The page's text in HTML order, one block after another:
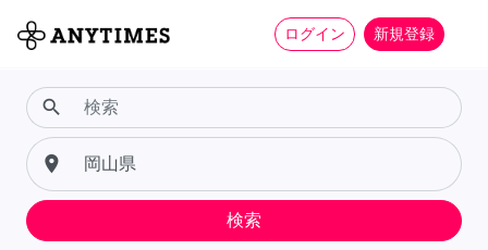
ログイン 新規登録
search
place
検索